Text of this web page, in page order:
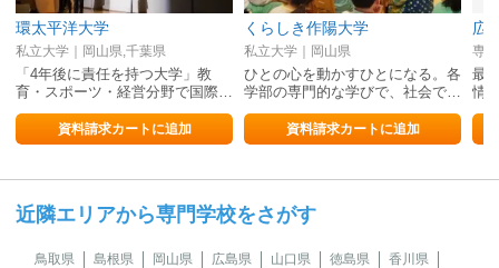
環太平洋大学
私立大学｜岡山県,千葉県
「4年後に責任を持つ大学」教
育・スポーツ・経営分野で国際…
資料請求カートに追加
くらしき作陽大学
私立大学｜岡山県
ひとの心を動かすひとになる。各
学部の専門的な学びで、社会で…
資料請求カートに追加
専
最
情
近隣エリアから専門学校をさがす
鳥取県 島根県 岡山県 広島県 山口県 徳島県
香川県